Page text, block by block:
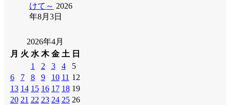
けて～ 2026
年8月3日
2026年4月
月 火 水 木 金 土 日
1
2 3 4
5
6
7 8 9 10 11 12
13 14 15 16 17 18 19
20 21 22 23 24 25 26